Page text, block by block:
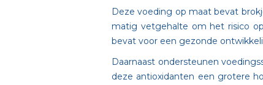
Deze voeding op maat bevat
matig vetgehalte om het risico
bevat voor een gezonde
Daarnaast ondersteunen
deze antioxidanten een grotere